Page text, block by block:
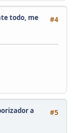
#4
todo, me
#5
a